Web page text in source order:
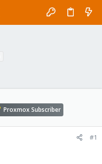
Proxmox Subscriber
#1